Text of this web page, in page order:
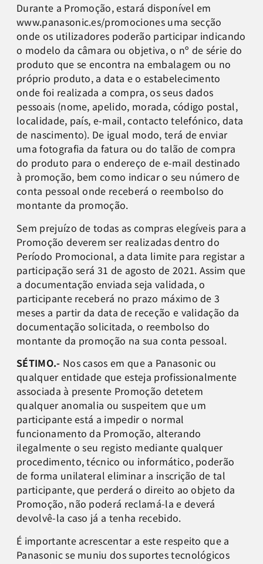
Durante a Promoção, estará disponível em
www.panasonic.es/promociones uma secção
onde os utilizadores poderão participar indicando
o modelo da câmara ou objetiva, o nº de série do
produto que se encontra na embalagem ou no
próprio produto, a data e o estabelecimento
onde foi realizada a compra, os seus dados
pessoais (nome, apelido, morada, código postal,
localidade, país, e-mail, contacto telefónico, data
de nascimento). De igual modo, terá de enviar
uma fotografia da fatura ou do talão de compra
do produto para o endereço de e-mail destinado
à promoção, bem como indicar o seu número de
conta pessoal onde receberá o reembolso do
montante da promoção.
Sem prejuízo de todas as compras elegíveis para a
Promoção deverem ser realizadas dentro do
Período Promocional, a data limite para registar a
participação será 31 de agosto de 2021. Assim que
a documentação enviada seja validada, o
participante receberá no prazo máximo de 3
meses a partir da data de receção e validação da
documentação solicitada, o reembolso do
montante da promoção na sua conta pessoal.
SÉTIMO.- Nos casos em que a Panasonic ou
qualquer entidade que esteja profissionalmente
associada à presente Promoção detetem
qualquer anomalia ou suspeitem que um
participante está a impedir o normal
funcionamento da Promoção, alterando
ilegalmente o seu registo mediante qualquer
procedimento, técnico ou informático, poderão
de forma unilateral eliminar a inscrição de tal
participante, que perderá o direito ao objeto da
Promoção, não poderá reclamá-la e deverá
devolvê-la caso já a tenha recebido.
É importante acrescentar a este respeito que a
Panasonic se muniu dos suportes tecnológicos